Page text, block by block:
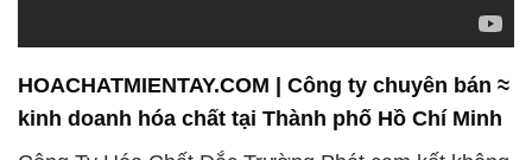
HOACHATMIENTAY.COM | Công ty chuyên bán ≈
kinh doanh hóa chất tại Thành phố Hồ Chí Minh